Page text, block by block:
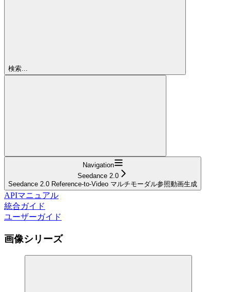
検索...
Navigation
Seedance 2.0
Seedance 2.0 Reference-to-Video マルチモーダル参照動画生成
APIマニュアル
統合ガイド
ユーザーガイド
画像シリーズ